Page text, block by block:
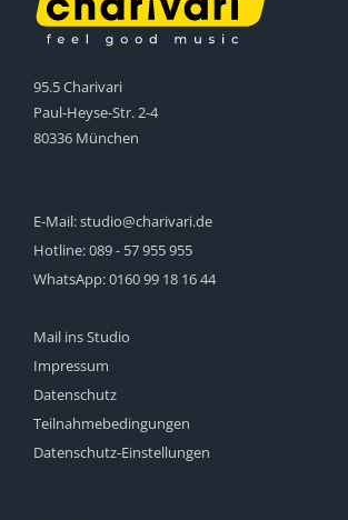
95.5 Charivari
Paul-Heyse-Str. 2-4
80336 München
E-Mail:studio@charivari.de
Hotline:089 - 57 955 955
WhatsApp:0160 99 18 16 44
Mail ins Studio
Impressum
Datenschutz
Teilnahmebedingungen
Datenschutz-Einstellungen